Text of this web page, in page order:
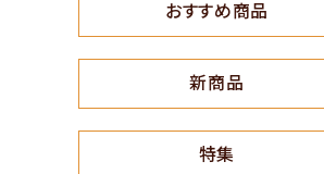
person 新規会員登録
おすすめ商品
おすすめ商品
新商品
特集